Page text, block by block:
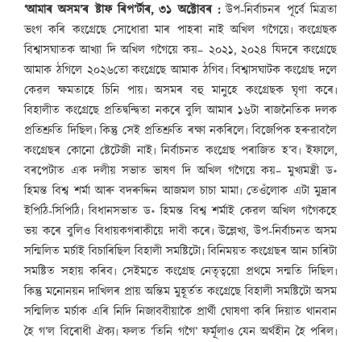
‘আমাৰ অসম’ৰ ষ্টাফ ৰিপ’ৰ্টাৰ, ৩১ অক্টোবৰ :উপ-নিৰ্বাচনৰ পূৰ্বে মিত্ৰতা
ভংগ কৰি কংগ্ৰেছে সোধোৱা মাৰ পাহৰা নাই অখিল গগৈয়ে৷ কংগ্ৰেছক
বিশ্বাসঘাতক আখ্যা দি অখিল গগৈয়ে কয়– ২০২১, ২০২৪ যিদৰে কংগ্ৰেছে
আমাক ঠগিলে ২০২৬তো কংগ্ৰেছে আমাক ঠগিব৷ বিশ্বাসঘাটক কংগ্ৰেছ দলে
কেৱল ক্ষমতাহে চিনি পায়৷ অসমৰ বহু মানুহে কংগ্ৰেছক ঘৃণা কৰে৷
বিহালীত কংগ্ৰেছে প্ৰতিদ্বন্দ্বিতা নকৰে বুলি আমাৰ ১৬টা ৰাজনৈতিক দলক
প্ৰতিশ্ৰুতি দিছিল৷ কিন্তু সেই প্ৰতিশ্ৰুতি ৰক্ষা নকৰিলে৷ বিজেপিক হৰুৱাবলৈ
কংগ্ৰেছৰ কোনো ষ্টেটেজী নাই৷ নিৰ্বাচনত কংগ্ৰেছ পৰাজিত হ’ব৷ ইফালে,
বৰপেটাত এক দলীয় সভাত ভাষণ দি অখিল গগৈয়ে কয়– মুখ্যমন্ত্ৰী ড॰
হিমন্ত বিশ্ব শৰ্মা আৰু বদৰুদ্দিন আজমল চাচা মামা৷ তেওঁলোক এটা মুদ্ৰাৰ
ইপিঠি-সিপিঠি৷ বিধানসভাত ড॰ হিমন্ত বিশ্ব শৰ্মাই কেৱল অখিল গগৈকহে
ভয় কৰে বুলিও বিধায়কগৰাকীয়ে দাবী কৰে৷ উল্লেখ্য, উপ-নিৰ্বাচনত অসম
সন্মিলিত মৰ্চাই বিচাৰিছিল বিহালী সমষ্টিটো৷ বিনিময়ত কংগ্ৰেছৰ আন চাৰিটা
সমষ্টিত সহায় কৰিব৷ সেইমতে কংগ্ৰেছ নেতৃত্বয়ো প্ৰথমে সন্মতি দিছিল৷
কিন্তু মনোনয়ন দাখিলৰ প্ৰায় অন্তিম মুহূৰ্তত কংগ্ৰেছে বিহালী সমষ্টিটো অসম
সন্মিলিত মৰ্চাক এৰি নিদি নিজাববীয়াকৈ প্ৰাৰ্থী ঘোষণা কৰি দিয়াত থানবান
হৈ গ’ল বিৰোধী ঐক্য৷ ফলত ‘তিনি গগৈ’ ফৰ্মূলাও যেন অৰ্থহীন হৈ পৰিল৷